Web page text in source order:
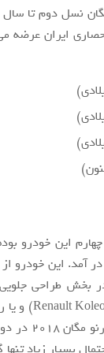
ایران
متعلق به نسل چهارم
عمومی در آمد. این
بخش طراحی